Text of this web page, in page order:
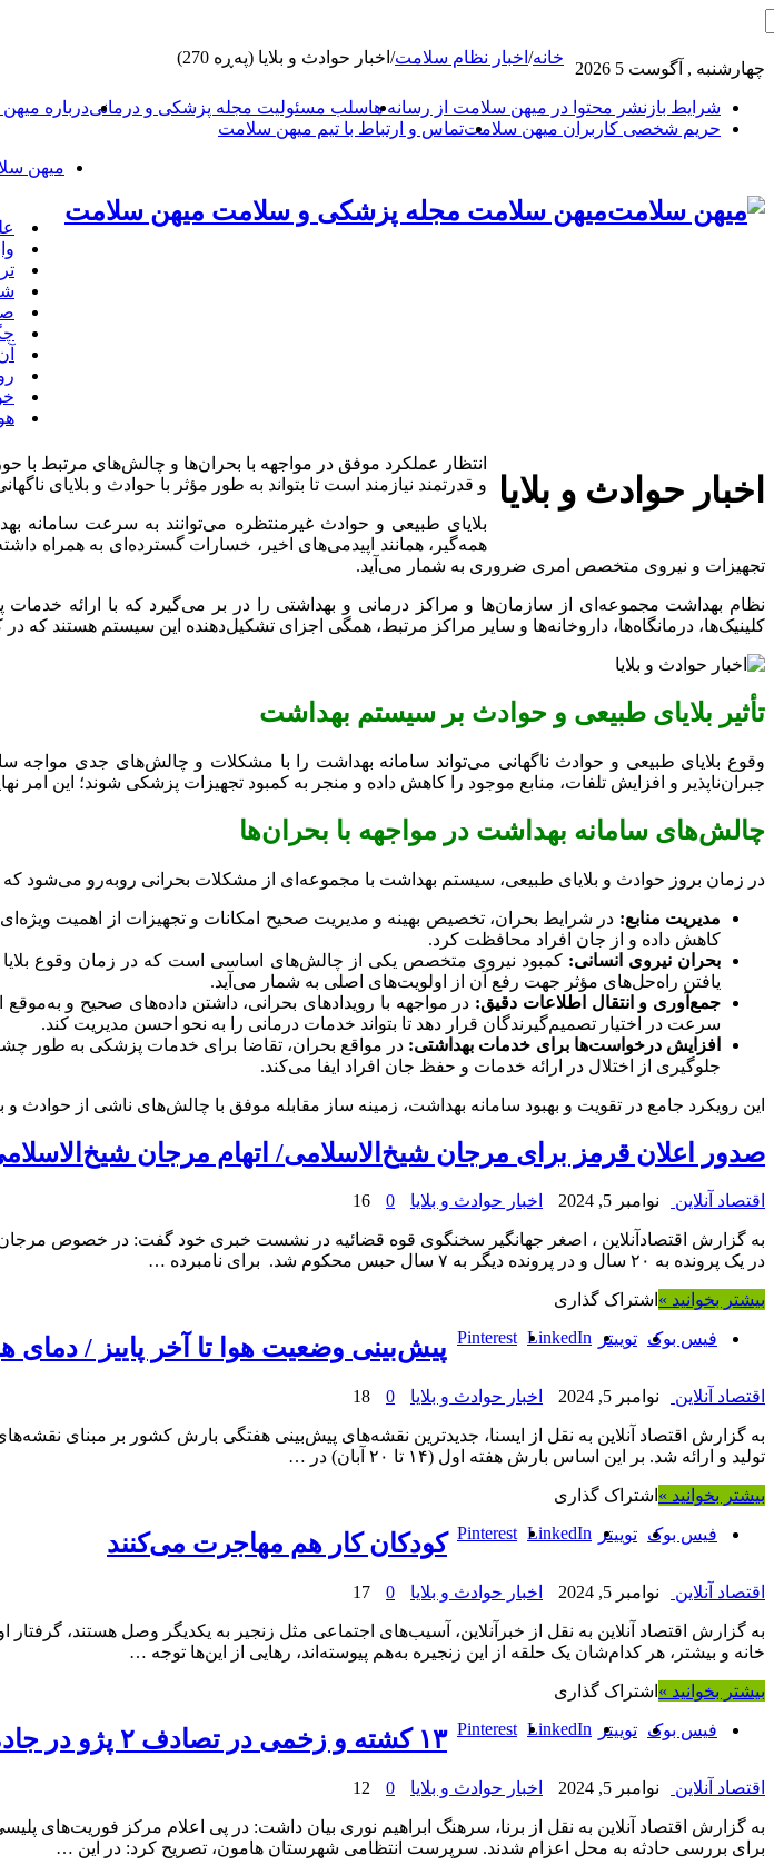
چهارشنبه , آگوست 5 2026
شرایط بازنشر محتوا در میهن سلامت از رسانه هاسلب مسئولیت مجله پزشکی و درمانیدرباره
حریم شخصی کاربران میهن سلامتتماس و ارتباط با تیم میهن سلامت
میهن سلامت مجله پزشکی و سلامت میهن سلامت
میهن
خانه/ اخبار نظام سلامت/ اخبار حوادث و بلایا (پەڕە 270)
اخبار حوادث و بلایا
انتظار عملکرد موفق در مواجهه با بحران‌ها و چالش‌های مرتبط
و قدرتمند نیازمند است تا بتواند به طور مؤثر با حوادث و بلایای
بلایای طبیعی و حوادث غیرمنتظره می‌توانند به سرعت سامانه
همه‌گیر، همانند اپیدمی‌های اخیر، خسارات گسترده‌ای به همراه
تجهیزات و نیروی متخصص امری ضروری به شمار می‌آید.
نظام بهداشت مجموعه‌ای از سازمان‌ها و مراکز درمانی و بهداشتی را در بر می‌گیرد که با ارائه
کلینیک‌ها، درمانگاه‌ها، داروخانه‌ها و سایر مراکز مرتبط، همگی اجزای تشکیل‌دهنده این سیستم هستند که در
تأثیر بلایای طبیعی و حوادث بر سیستم بهداشت
وقوع بلایای طبیعی و حوادث ناگهانی می‌تواند سامانه بهداشت را با مشکلات و چالش‌های جدی مواجه
جبران‌ناپذیر و افزایش تلفات، منابع موجود را کاهش داده و منجر به کمبود تجهیزات پزشکی شوند؛ این امر
چالش‌های سامانه بهداشت در مواجهه با بحران‌ها
در زمان بروز حوادث و بلایای طبیعی، سیستم بهداشت با مجموعه‌ای از مشکلات بحرانی روبه‌رو می‌شود
مدیریت منابع: در شرایط بحران، تخصیص بهینه و مدیریت صحیح امکانات و تجهیزات از اهمیت
کاهش داده و از جان افراد محافظت کرد.
بحران نیروی انسانی: کمبود نیروی متخصص یکی از چالش‌های اساسی است که در زمان وقوع بلایا
یافتن راه‌حل‌های مؤثر جهت رفع آن از اولویت‌های اصلی به شمار می‌آید.
جمع‌آوری و انتقال اطلاعات دقیق: در مواجهه با رویدادهای بحرانی، داشتن داده‌های صحیح و
سرعت در اختیار تصمیم‌گیرندگان قرار دهد تا بتواند خدمات درمانی را به نحو احسن مدیریت کند.
افزایش درخواست‌ها برای خدمات بهداشتی: در مواقع بحران، تقاضا برای خدمات پزشکی به طور
جلوگیری از اختلال در ارائه خدمات و حفظ جان افراد ایفا می‌کند.
این رویکرد جامع در تقویت و بهبود سامانه بهداشت، زمینه ساز مقابله موفق با چالش‌های ناشی از
صدور اعلان قرمز برای مرجان شیخ‌الاسلامی/ اتهام مرجان
اقتصاد آنلاین نوامبر 5, 2024 اخبار حوادث و بلایا 0
16
به گزارش اقتصادآنلاین ، اصغر جهانگیر سخنگوی قوه قضائیه در نشست خبری خود گفت: در خصوص
در یک پرونده به ۲۰ سال و در پرونده دیگر به ۷ سال حبس محکوم شد. برای نامبرده …
بیشتر بخوانید » اشتراک گذاری
فیس بوک توییتر LinkedIn
Pinterest پیش‌بینی وضعیت هوا تا آخر پاییز /
اقتصاد آنلاین نوامبر 5, 2024 اخبار حوادث و بلایا 0
18
تولید و ارائه شد. بر این اساس بارش هفته اول (۱۴ تا ۲۰ آبان) در …
بیشتر بخوانید » اشتراک گذاری
فیس بوک توییتر LinkedIn
Pinterest کودکان کار هم مهاجرت می‌کنند
اقتصاد آنلاین نوامبر 5, 2024 اخبار حوادث و بلایا 0
17
به گزارش اقتصاد آنلاین به نقل از خبرآنلاین، آسیب‌های اجتماعی مثل زنجیر به یکدیگر وصل هستند،
خانه و بیشتر، هر کدام‌شان یک حلقه از این زنجیره به‌هم پیوسته‌اند، رهایی از این‌ها توجه …
بیشتر بخوانید » اشتراک گذاری
فیس بوک توییتر LinkedIn
Pinterest ۱۳ کشته و زخمی در تصادف ۲ پژو در جاده زابل
اقتصاد آنلاین نوامبر 5, 2024 اخبار حوادث و بلایا 0
12
برای بررسی حادثه به محل اعزام شدند. سرپرست انتظامی شهرستان هامون، تصریح کرد: در این …